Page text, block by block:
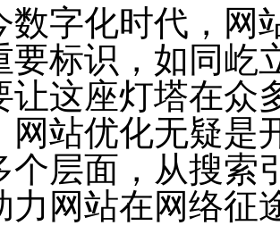
数字化时代，网
要标识，如同屹
让这座灯塔在众
网站优化无疑是
个层面，从搜索
力网站在网络征